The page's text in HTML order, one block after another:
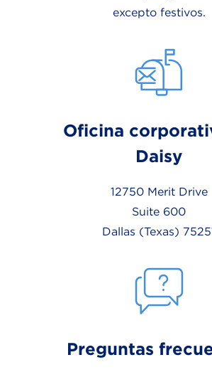
excepto festivos.
Oficina
Daisy
12750 Merit Drive
Suite 600
Dallas (Texas)
Preguntas